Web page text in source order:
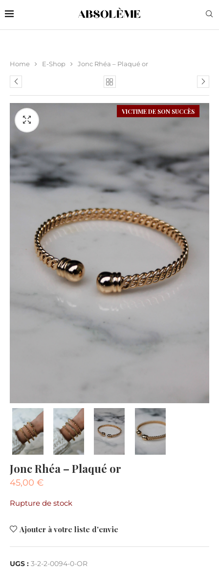
Home E-Shop Jonc Rhéa – Plaqué or
VICTIME DE SON SUCCÈS
Jonc Rhéa – Plaqué or
45,00 €
Rupture de stock
Ajouter à votre liste d'envie
UGS : 3-2-2-0094-0-OR